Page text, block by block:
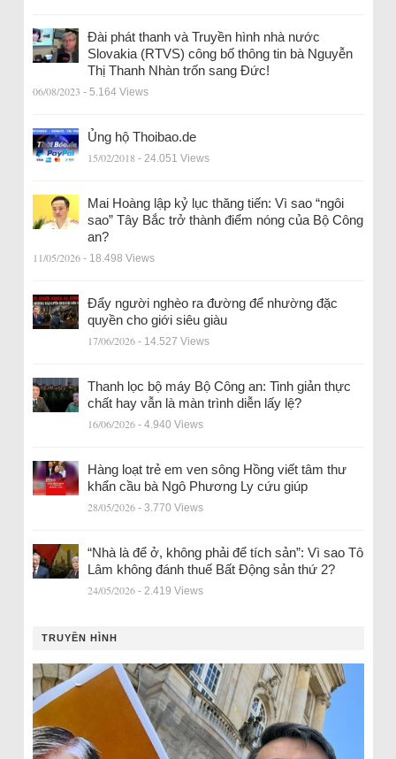
Đài phát thanh và Truyền hình nhà nước
Slovakia (RTVS) công bố thông tin bà Nguyễn
Thị Thanh Nhàn trốn sang Đức!
06/08/2023 - 5.164 Views
Ủng hộ Thoibao.de
15/02/2018 - 24.051 Views
Mai Hoàng lập kỷ lục thăng tiến: Vì sao “ngôi
sao” Tây Bắc trở thành điểm nóng của Bộ Công
an?
11/05/2026 - 18.498 Views
Đẩy người nghèo ra đường để nhường đặc
quyền cho giới siêu giàu
17/06/2026 - 14.527 Views
Thanh lọc bộ máy Bộ Công an: Tinh giản thực
chất hay vẫn là màn trình diễn lấy lệ?
16/06/2026 - 4.940 Views
Hàng loạt trẻ em ven sông Hồng viết tâm thư
khẩn cầu bà Ngô Phương Ly cứu giúp
28/05/2026 - 3.770 Views
“Nhà là để ở, không phải để tích sản”: Vì sao Tô
Lâm không đánh thuế Bất Động sản thứ 2?
24/05/2026 - 2.419 Views
TRUYỀN HÌNH